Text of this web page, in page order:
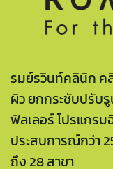
รมย์รวินท์คลินิก ค
ผิว ยกกระชับปรับ
ฟิลเลอร์ โปรแกร
ประสบการณ์กว่า
ถึง 28 สาขา